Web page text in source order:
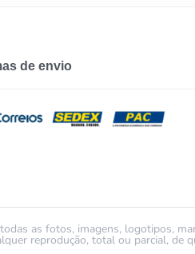
de envio
as fotos, imagens, logotipos,
reprodução, total ou parcial, de